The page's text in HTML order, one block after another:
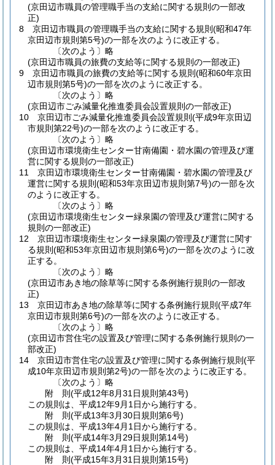
(京田辺市職員の管理職手当の支給に関する規則の一部改
正)
8
京田辺市職員の管理職手当の支給に関する規則 (昭和47年
京田辺市規則第5号)の一部を次のように改正する。
〔次のよう〕略
(京田辺市職員の旅費の支給等に関する規則の一部改正)
9
京田辺市職員の旅費の支給等に関する規則 (昭和60年京田
辺市規則第5号)の一部を次のように改正する。
〔次のよう〕略
(京田辺市ごみ減量化推進委員会設置規則の一部改正)
10
京田辺市ごみ減量化推進委員会設置規則 (平成9年京田辺
市規則第22号)の一部を次のように改正する。
〔次のよう〕略
(京田辺市環境衛生センター甘南備園・碧水園の管理及び運
営に関する規則の一部改正)
11
京田辺市環境衛生センター甘南備園・碧水園の管理及び
運営に関する規則 (昭和53年京田辺市規則第7号)の一部を次
のように改正する。
〔次のよう〕略
(京田辺市環境衛生センター緑泉園の管理及び運営に関する
規則の一部改正)
12
京田辺市環境衛生センター緑泉園の管理及び運営に関す
る規則 (昭和53年京田辺市規則第6号)の一部を次のように改
正する。
〔次のよう〕略
(京田辺市あき地の除草等に関する条例施行規則の一部改
正)
13
京田辺市あき地の除草等に関する条例施行規則 (平成7年
京田辺市規則第6号)の一部を次のように改正する。
〔次のよう〕略
(京田辺市営住宅の設置及び管理に関する条例施行規則の一
部改正)
14
京田辺市営住宅の設置及び管理に関する条例施行規則 (平
成10年京田辺市規則第2号)の一部を次のように改正する。
〔次のよう〕略
附 則(平成12年8月31日規則第43号)
この規則は、平成12年9月1日から施行する。
附 則(平成13年3月30日規則第6号)
この規則は、平成13年4月1日から施行する。
附 則(平成14年3月29日規則第14号)
この規則は、平成14年4月1日から施行する。
附 則(平成15年3月31日規則第15号)